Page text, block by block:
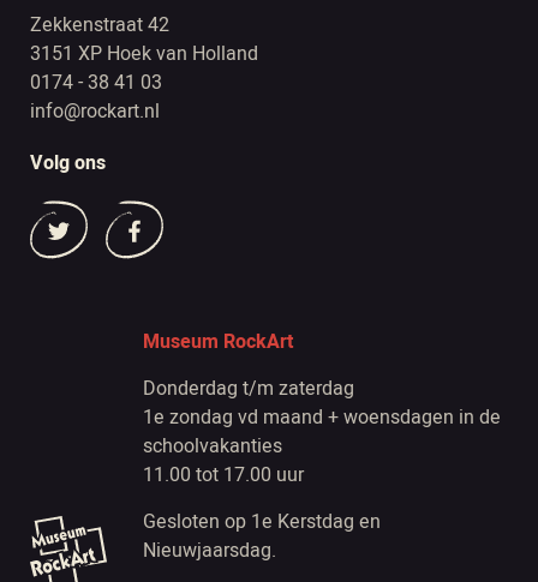
Zekkenstraat 42
3151 XP Hoek van Holland
0174 - 38 41 03
info@rockart.nl
Volg ons
Museum RockArt
Donderdag t/m zaterdag
1e zondag vd maand + woensdagen in de
schoolvakanties
11.00 tot 17.00 uur
Gesloten op 1e Kerstdag en
Nieuwjaarsdag.